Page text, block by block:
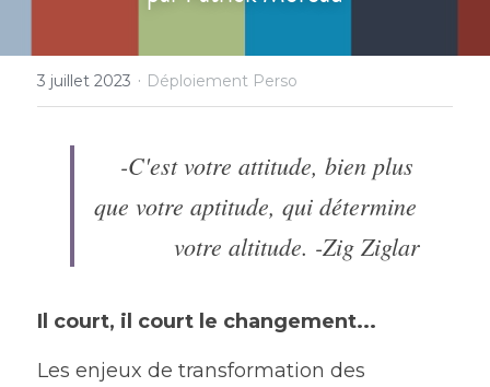
3 juillet 2023 · Déploiement Perso
-C'est votre attitude, bien plus
que votre aptitude, qui détermine
votre altitude. -Zig Ziglar
Il court, il court le changement...
Les enjeux de transformation des